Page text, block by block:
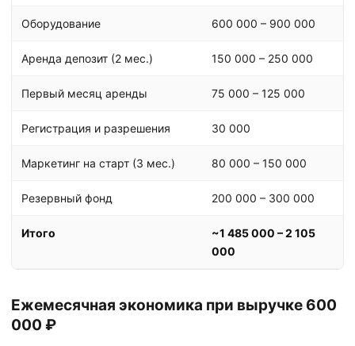
Оборудование 600 000 – 900 000
Аренда депозит (2 мес.) 150 000 – 250 000
Первый месяц аренды 75 000 – 125 000
Регистрация и разрешения 30 000
Маркетинг на старт (3 мес.) 80 000 – 150 000
Резервный фонд 200 000 – 300 000
Итого
~1 485 000 – 2 105
000
Ежемесячная экономика при выручке 600
000 ₽